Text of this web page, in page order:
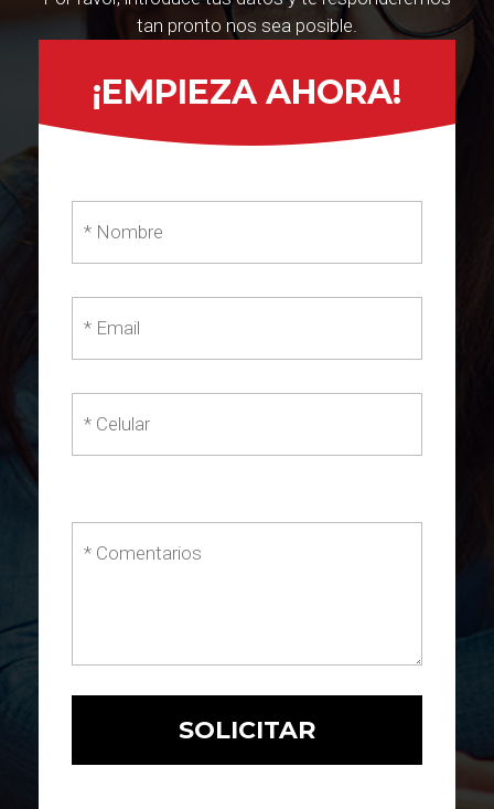
tan pronto nos sea posible.
¡EMPIEZA AHORA!